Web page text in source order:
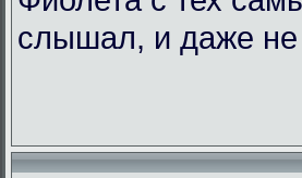
слышал, и даже не